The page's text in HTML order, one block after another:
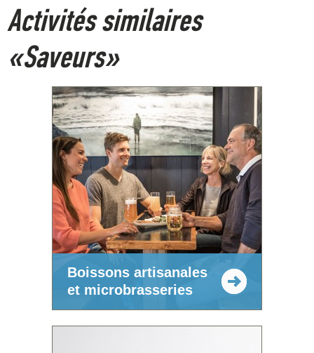
Activités similaires
«Saveurs»
Boissons artisanales
et microbrasseries